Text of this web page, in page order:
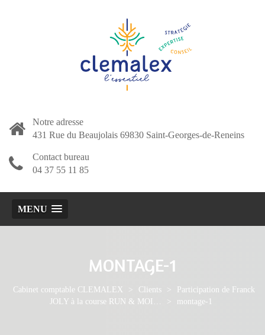
Notre adresse
431 Rue du Beaujolais 69830 Saint-Georges-de-Reneins
Contact bureau
04 37 55 11 85
MENU
MONTAGE-1
Cabinet comptable CLEMALEX > Clients >
Participation de Franck
JOLY à la course RUN & MOI…
> montage-1